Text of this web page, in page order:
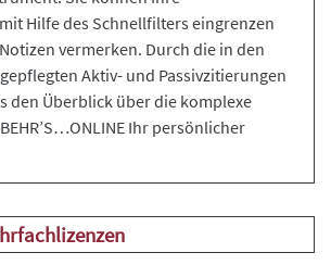
Hilfe des Schnellfilters eingrenzen
vermerken. Durch die in den
Aktiv- und Passivzitierungen
den Überblick über die komplexe
Ihr persönlicher